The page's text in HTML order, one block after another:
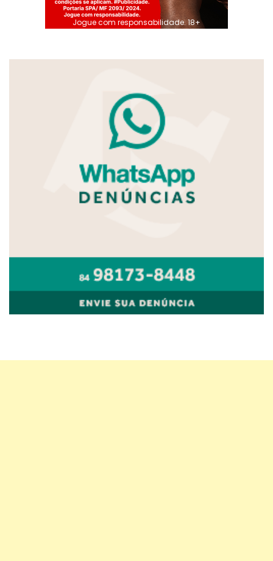
Jogue com responsabilidade. 18+